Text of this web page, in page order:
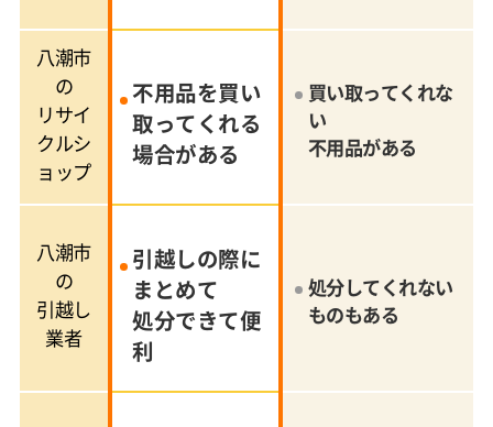
八潮市
の
リサイ
クルシ
ョップ
不用品を買い
取ってくれる
場合がある
買い取ってくれな
い
不用品がある
八潮市
の
引越し
業者
引越しの際に
まとめて
処分できて便
利
処分してくれない
ものもある